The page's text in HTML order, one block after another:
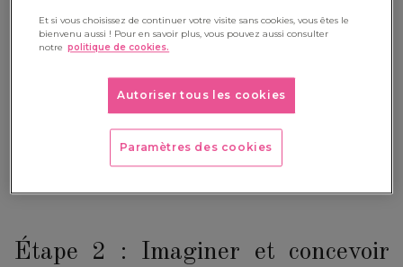
discussion en classe, distribuer un petit questionnaire ou
même proposer des dessins de « leur cour idéale ».
Les plus petits s’expriment très bien avec des images ou des
maquettes. Les plus grands pourront rédiger des propositions
ou faire des recherches sur ce qui se fait ailleurs. L’idée, c’est
de laisser parler leur imagination tout en restant ancrés dans
Étape 2 : Imaginer et concevoir
Et si vous choisissez de continuer votre visite sans cookies, vous êtes le
bienvenu aussi ! Pour en savoir plus, vous pouvez aussi consulter
notre politique de cookies.
Autoriser tous les cookies
Paramètres des cookies